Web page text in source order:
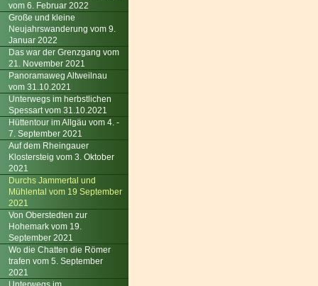
vom 6. Februar 2022
Große und kleine
Neujahrswanderung vom 9.
Januar 2022
Das war der Grenzgang vom
21. November 2021
Panoramaweg Altweilnau
vom 31.10.2021
Unterwegs im herbstlichen
Spessart vom 31.10.2021
Hüttentour im Allgäu vom 4. -
7. September 2021
Auf dem Rheingauer
Klostersteig vom 3. Oktober
2021
Durchs Jammertal und
Mühlental vom 19 September
2021
Von Oberstedten zur
Hohemark vom 19.
September 2021
Wo die Chatten die Römer
trafen vom 5. September
2021